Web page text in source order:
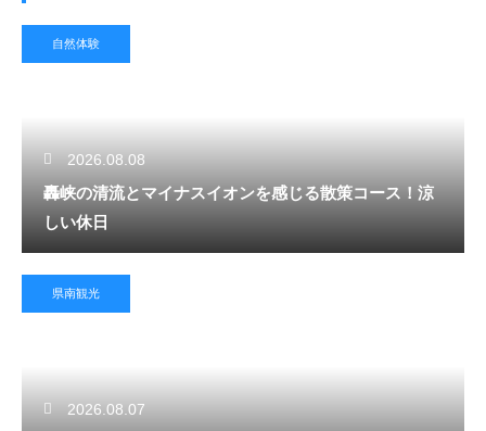
自然体験
2026.08.08
轟峡の清流とマイナスイオンを感じる散策コース！涼
しい休日
県南観光
2026.08.07